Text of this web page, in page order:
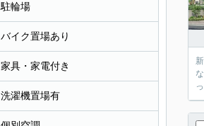
駐輪場
バイク置場あり
家具・家電付き
洗濯機置場有